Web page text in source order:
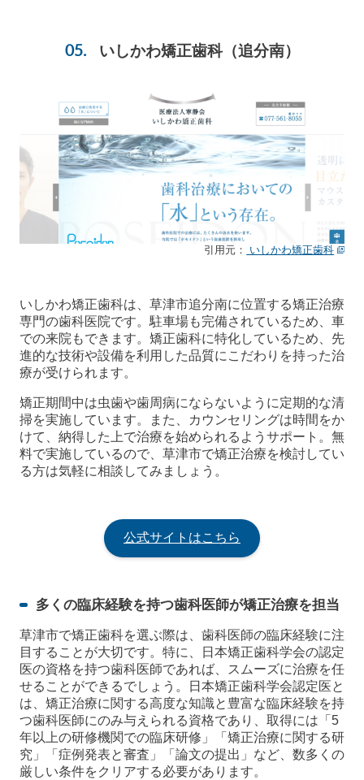
いしかわ矯正歯科（追分南）
引用元： いしかわ矯正歯科
いしかわ矯正歯科は、草津市追分南に位置する矯正治療
専門の歯科医院です。駐車場も完備されているため、車
での来院もできます。矯正歯科に特化しているため、先
進的な技術や設備を利用した品質にこだわりを持った治
療が受けられます。
矯正期間中は虫歯や歯周病にならないように定期的な清
掃を実施しています。また、カウンセリングは時間をか
けて、納得した上で治療を始められるようサポート。無
料で実施しているので、草津市で矯正治療を検討してい
る方は気軽に相談してみましょう。
公式サイトはこちら
多くの臨床経験を持つ歯科医師が矯正治療を担当
草津市で矯正歯科を選ぶ際は、歯科医師の臨床経験に注
目することが大切です。特に、日本矯正歯科学会の認定
医の資格を持つ歯科医師であれば、スムーズに治療を任
せることができるでしょう。日本矯正歯科学会認定医と
は、矯正治療に関する高度な知識と豊富な臨床経験を持
つ歯科医師にのみ与えられる資格であり、取得には「5
年以上の研修機関での臨床研修」「矯正治療に関する研
究」「症例発表と審査」「論文の提出」など、数多くの
厳しい条件をクリアする必要があります。